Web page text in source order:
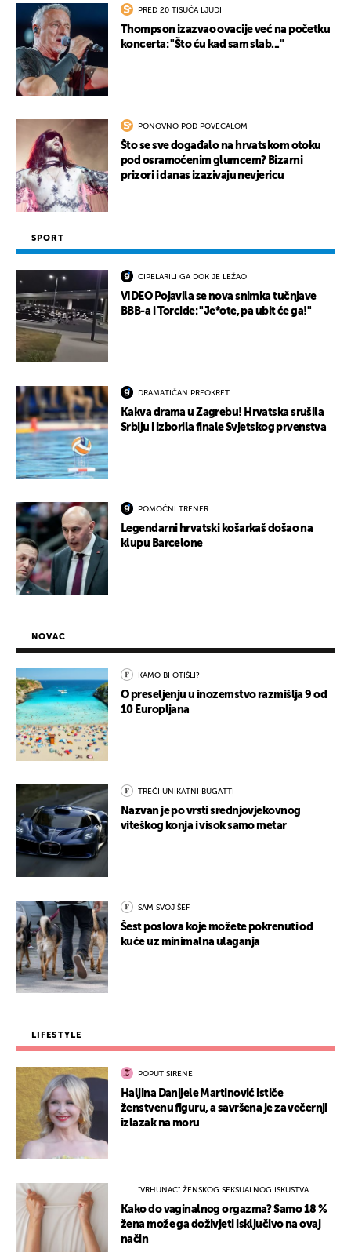
PRED 20 TISUĆA LJUDI
Thompson izazvao ovacije već na početku
koncerta: "Što ću kad sam slab..."
PONOVNO POD POVEĆALOM
Što se sve događalo na hrvatskom otoku
pod osramoćenim glumcem? Bizarni
prizori i danas izazivaju nevjericu
SPORT
CIPELARILI GA DOK JE LEŽAO
VIDEO Pojavila se nova snimka tučnjave
BBB-a i Torcide: "Je*ote, pa ubit će ga!"
DRAMATIČAN PREOKRET
Kakva drama u Zagrebu! Hrvatska srušila
Srbiju i izborila finale Svjetskog prvenstva
POMOĆNI TRENER
Legendarni hrvatski košarkaš došao na
klupu Barcelone
NOVAC
KAMO BI OTIŠLI?
O preseljenju u inozemstvo razmišlja 9 od
10 Europljana
TREĆI UNIKATNI BUGATTI
Nazvan je po vrsti srednjovjekovnog
viteškog konja i visok samo metar
SAM SVOJ ŠEF
Šest poslova koje možete pokrenuti od
kuće uz minimalna ulaganja
LIFESTYLE
POPUT SIRENE
Haljina Danijele Martinović ističe
ženstvenu figuru, a savršena je za večernji
izlazak na moru
"VRHUNAC" ŽENSKOG SEKSUALNOG ISKUSTVA
Kako do vaginalnog orgazma? Samo 18 %
žena može ga doživjeti isključivo na ovaj
način